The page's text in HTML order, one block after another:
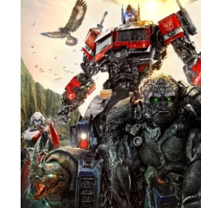
FILME
PARA
ENTENDER
A
TRAGÉDIA
DE
1987